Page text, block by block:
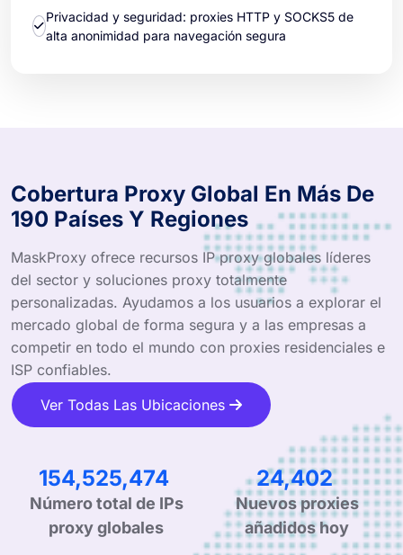
Privacidad y seguridad: proxies HTTP y SOCKS5 de
alta anonimidad para navegación segura
Cobertura Proxy Global En Más De
190 Países Y Regiones
MaskProxy ofrece recursos IP proxy globales líderes
del sector y soluciones proxy totalmente
personalizadas. Ayudamos a los usuarios a explorar el
mercado global de forma segura y a las empresas a
competir en todo el mundo con proxies residenciales e
ISP confiables.
Ver Todas Las Ubicaciones
227,243,345
Número total de IPs
proxy globales
36,129
Nuevos proxies
añadidos hoy